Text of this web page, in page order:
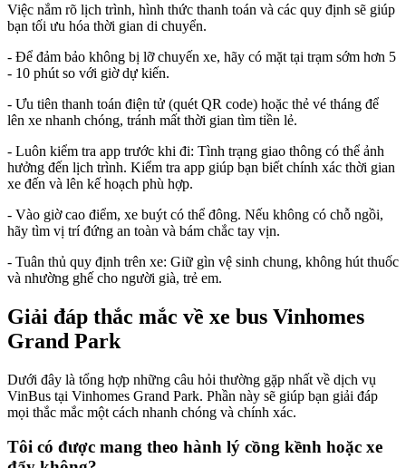
Việc nắm rõ lịch trình, hình thức thanh toán và các quy định sẽ giúp
bạn tối ưu hóa thời gian di chuyển.
- Để đảm bảo không bị lỡ chuyến xe, hãy có mặt tại trạm sớm hơn 5
- 10 phút so với giờ dự kiến.
- Ưu tiên thanh toán điện tử (quét QR code) hoặc thẻ vé tháng để
lên xe nhanh chóng, tránh mất thời gian tìm tiền lẻ.
- Luôn kiểm tra app trước khi đi: Tình trạng giao thông có thể ảnh
hưởng đến lịch trình. Kiểm tra app giúp bạn biết chính xác thời gian
xe đến và lên kế hoạch phù hợp.
- Vào giờ cao điểm, xe buýt có thể đông. Nếu không có chỗ ngồi,
hãy tìm vị trí đứng an toàn và bám chắc tay vịn.
- Tuân thủ quy định trên xe: Giữ gìn vệ sinh chung, không hút thuốc
và nhường ghế cho người già, trẻ em.
Giải đáp thắc mắc về xe bus Vinhomes
Grand Park
Dưới đây là tổng hợp những câu hỏi thường gặp nhất về dịch vụ
VinBus tại Vinhomes Grand Park. Phần này sẽ giúp bạn giải đáp
mọi thắc mắc một cách nhanh chóng và chính xác.
Tôi có được mang theo hành lý cồng kềnh hoặc xe